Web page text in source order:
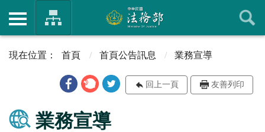
首頁 首頁公告訊息 業務宣導
回上一頁 友善列印
業務宣導